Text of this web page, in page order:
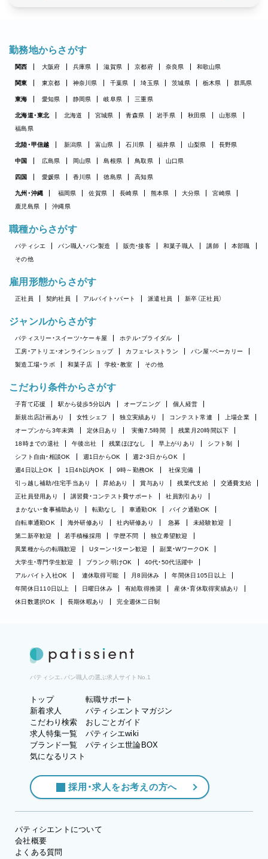
勤務地からさがす
関西 大阪府 兵庫県 滋賀県 京都府 奈良県 和歌山県
関東 東京都 神奈川県 千葉県 埼玉県 茨城県 栃木県 群馬県
東海 愛知県 静岡県 岐阜県 三重県
北海道・東北 北海道 宮城県 青森県 岩手県 秋田県
山形県
福島県
北陸・甲信越 新潟県 富山県 石川県 福井県 山梨県 長野県
中国 広島県 岡山県 島根県 鳥取県 山口県
四国 愛媛県 香川県 徳島県 高知県
九州・沖縄 福岡県 佐賀県 長崎県 熊本県 大分県
宮崎県
鹿児島県
沖縄県
職種からさがす
パティシエ パン職人・パン製造 販売・接客 和菓子職人 講師
本部職
その他
雇用形態からさがす
正社員 契約社員 アルバイト・パート 派遣社員 新卒（正社員）
ジャンルからさがす
パティスリー・スイーツ・ケーキ屋
ホテル・ブライダル
工房・アトリエ・オンラインショップ
カフェ・レストラン
パン屋・ベーカリー
製造工場・ラボ
和菓子店 学校・教室 その他
こだわり条件からさがす
子育て応援 駅から徒歩5分以内 オープニング
個人経営
新規出店計画あり
女性シェフ 独立実績あり コンテスト常連
上場企業
オープンから3年未満
定休日あり 実働7.5時間
残業月20時間以下
18時までの退社
午後出社 残業ほぼなし 早上がりあり
シフト制
シフト自由・相談OK
週1日からOK
週2・3日からOK
週4日以上OK
1日4h以内OK 9時～勤務OK
社保完備
引っ越し補助/住宅手当あり
昇給あり 賞与あり 残業代支給
交通費支給
正社員登用あり
講習費・コンテスト費サポート
社員割引あり
まかない・食事補助あり
転勤なし 車通勤OK
バイク通勤OK
自転車通勤OK
海外研修あり 社内研修あり 急募
未経験歓迎
第二新卒歓迎
若手積極採用 学歴不問
独立希望歓迎
異業種からの転職歓迎
Uターン・Iターン歓迎
副業・WワークOK
大学生・専門学生歓迎
ブランク明けOK
40代・50代活躍中
アルバイト入社OK
連休取得可能 月8回休み
年間休日105日以上
年間休日110日以上
日曜日休み 有給取得推奨
産休・育休取得実績あり
休日数選択OK
長期休暇あり 完全週休二日制
パティシエ、パン職人の選ぶ求人サイトNo.1
トップ
新着求人
こだわり検索
求人特集一覧
ブランド一覧
気になるリスト
転職サポート
パティシエントマガジン
おしごとガイド
パティシエwiki
パティシエ世論BOX
採用・求人をお考えの方へ
パティシエントについて
会社概要
よくある質問